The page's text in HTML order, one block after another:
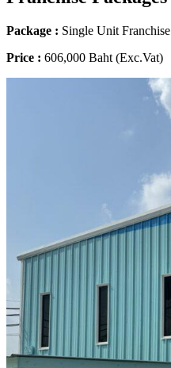
Package : Single Unit Franchise
Price : 606,000 Baht (Exc.Vat)